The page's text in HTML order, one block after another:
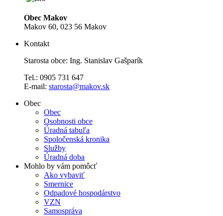
Obec Makov
Makov 60, 023 56 Makov
Kontakt
Starosta obce: Ing. Stanislav Gašparík
Tel.: 0905 731 647
E-mail: starosta@makov.sk
Obec
Obec
Osobnosti obce
Úradná tabuľa
Spoločenská kronika
Služby
Úradná doba
Mohlo by vám pomôcť
Ako vybaviť
Smernice
Odpadové hospodárstvo
VZN
Samospráva